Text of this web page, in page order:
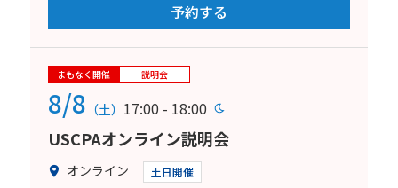
予約する
まもなく開催 説明会
8/8 （土） 17:00 - 18:00
USCPAオンライン説明会
オンライン 土日開催